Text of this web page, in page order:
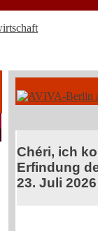
Chéri, ich
Erfindung
23. Juli 2026